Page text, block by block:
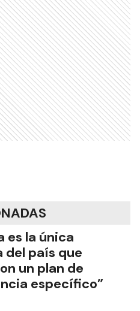
es la única
del país que
un plan de
específico”